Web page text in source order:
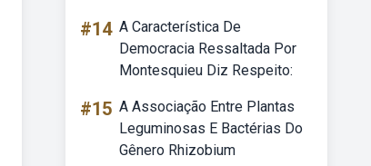
#14 A Característica De
Democracia Ressaltada Por
Montesquieu Diz Respeito:
#15 A Associação Entre Plantas
Leguminosas E Bactérias Do
Gênero Rhizobium